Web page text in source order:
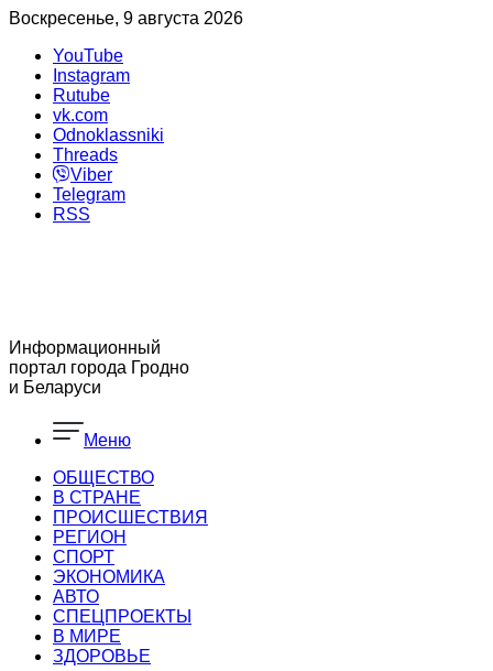
Воскресенье, 9 августа 2026
YouTube
Instagram
Rutube
vk.com
Odnoklassniki
Threads
Viber
Telegram
RSS
Информационный
портал города Гродно
и Беларуси
Меню
ОБЩЕСТВО
В СТРАНЕ
ПРОИСШЕСТВИЯ
РЕГИОН
CПОРТ
ЭКОНОМИКА
АВТО
СПЕЦПРОЕКТЫ
В МИРЕ
ЗДОРОВЬЕ